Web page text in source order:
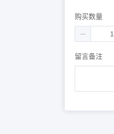
购买数量
留言备注